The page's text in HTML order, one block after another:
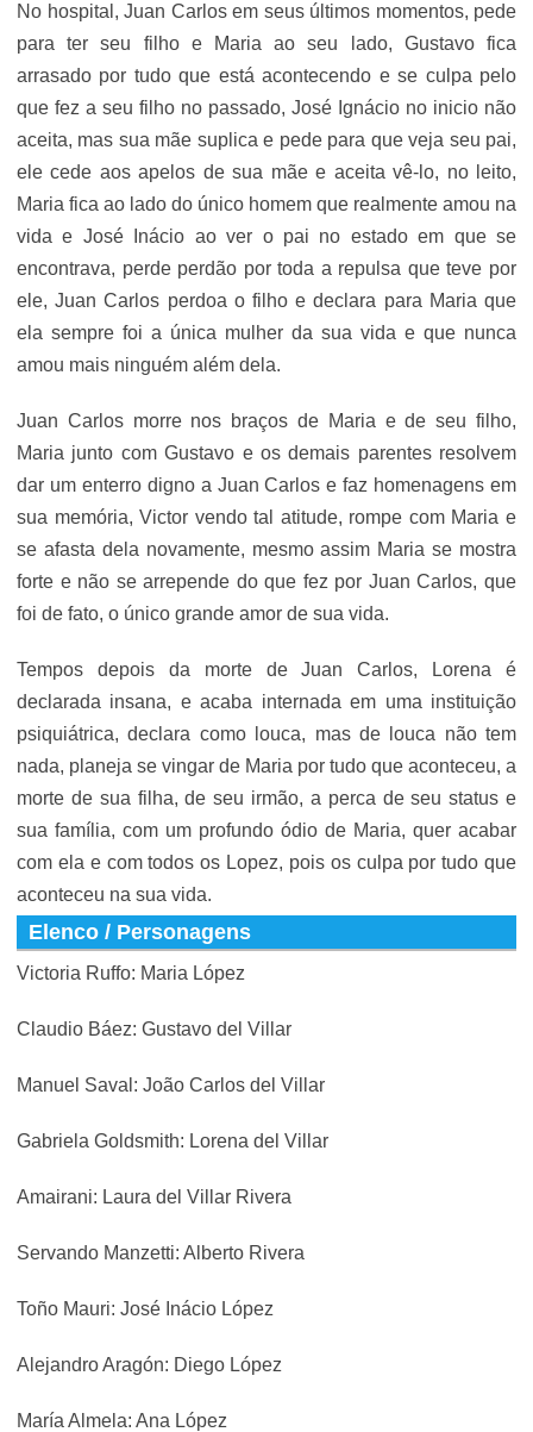
No hospital, Juan Carlos em seus últimos momentos, pede
para ter seu filho e Maria ao seu lado, Gustavo fica
arrasado por tudo que está acontecendo e se culpa pelo
que fez a seu filho no passado, José Ignácio no inicio não
aceita, mas sua mãe suplica e pede para que veja seu pai,
ele cede aos apelos de sua mãe e aceita vê-lo, no leito,
Maria fica ao lado do único homem que realmente amou na
vida e José Inácio ao ver o pai no estado em que se
encontrava, perde perdão por toda a repulsa que teve por
ele, Juan Carlos perdoa o filho e declara para Maria que
ela sempre foi a única mulher da sua vida e que nunca
amou mais ninguém além dela.
Juan Carlos morre nos braços de Maria e de seu filho,
Maria junto com Gustavo e os demais parentes resolvem
dar um enterro digno a Juan Carlos e faz homenagens em
sua memória, Victor vendo tal atitude, rompe com Maria e
se afasta dela novamente, mesmo assim Maria se mostra
forte e não se arrepende do que fez por Juan Carlos, que
foi de fato, o único grande amor de sua vida.
Tempos depois da morte de Juan Carlos, Lorena é
declarada insana, e acaba internada em uma instituição
psiquiátrica, declara como louca, mas de louca não tem
nada, planeja se vingar de Maria por tudo que aconteceu, a
morte de sua filha, de seu irmão, a perca de seu status e
sua família, com um profundo ódio de Maria, quer acabar
com ela e com todos os Lopez, pois os culpa por tudo que
aconteceu na sua vida.
Elenco / Personagens
Victoria Ruffo: Maria López
Claudio Báez: Gustavo del Villar
Manuel Saval: João Carlos del Villar
Gabriela Goldsmith: Lorena del Villar
Amairani: Laura del Villar Rivera
Servando Manzetti: Alberto Rivera
Toño Mauri: José Inácio López
Alejandro Aragón: Diego López
María Almela: Ana López